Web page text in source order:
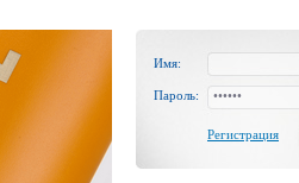
Имя:
Пароль:
Регистрация